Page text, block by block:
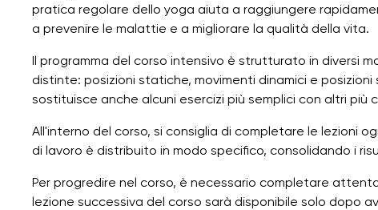
pratica regolare dello yoga aiuta a raggiungere
a prevenire le malattie e a migliorare la qualità della vita.
Il programma del corso intensivo è strutturato in diversi
distinte: posizioni statiche, movimenti dinamici e
sostituisce anche alcuni esercizi più semplici con altri più
All'interno del corso, si consiglia di completare le lezioni
di lavoro è distribuito in modo specifico, consolidando i
Per progredire nel corso, è necessario completare
lezione successiva del corso sarà disponibile solo dopo